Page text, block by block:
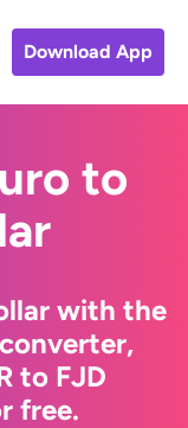
Download App
to
with the
to FJD
free.